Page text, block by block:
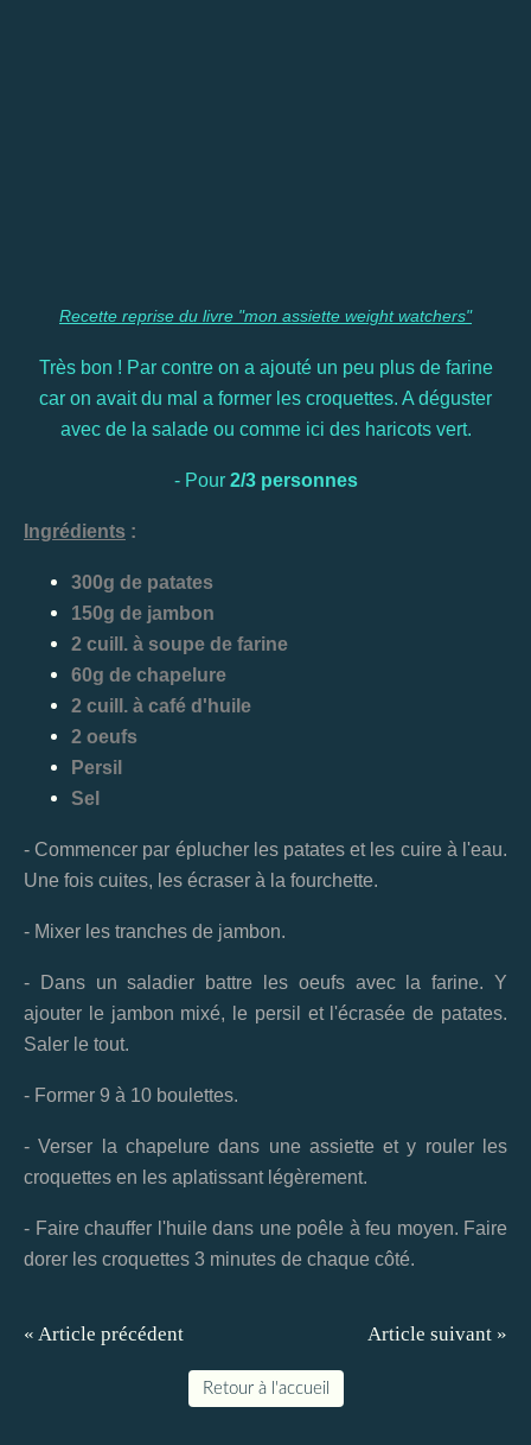
Recette reprise du livre "mon assiette weight watchers"
Très bon ! Par contre on a ajouté un peu plus de farine
car on avait du mal a former les croquettes. A déguster
avec de la salade ou comme ici des haricots vert.
- Pour 2/3 personnes
Ingrédients :
300g de patates
150g de jambon
2 cuill. à soupe de farine
60g de chapelure
2 cuill. à café d'huile
2 oeufs
Persil
Sel
- Commencer par éplucher les patates et les cuire à l'eau.
Une fois cuites, les écraser à la fourchette.
- Mixer les tranches de jambon.
- Dans un saladier battre les oeufs avec la farine. Y
ajouter le jambon mixé, le persil et l'écrasée de patates.
Saler le tout.
- Former 9 à 10 boulettes.
- Verser la chapelure dans une assiette et y rouler les
croquettes en les aplatissant légèrement.
- Faire chauffer l'huile dans une poêle à feu moyen. Faire
dorer les croquettes 3 minutes de chaque côté.
« Article précédent Article suivant »
Retour à l'accueil